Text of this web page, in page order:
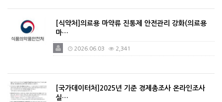
[식약처]의료용 마약류 진통제 안전관리 강화(의료용
마…
2026.06.03 2,341
[국가데이터처]2025년 기준 경제총조사 온라인조사
실…